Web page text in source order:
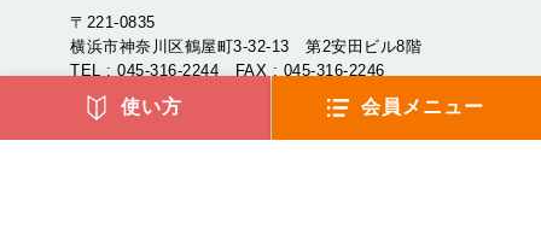
〒221-0835
横浜市神奈川区鶴屋町3-32-13 第2安田ビル8階
TEL : 045-316-2244 FAX : 045-316-2246
神奈川県情報サービス産業協会（神情協・しんじょうきょ
使い方 会員メニュー